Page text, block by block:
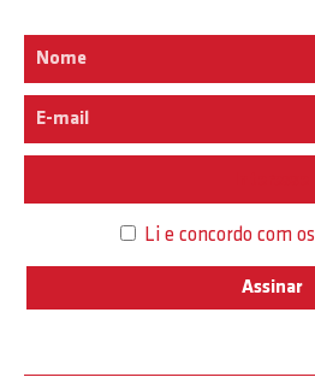
Li e concordo com os